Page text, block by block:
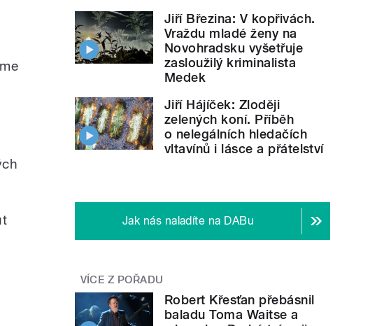
Jiří Březina: V kopřivách.
Vraždu mladé ženy na
Novohradsku vyšetřuje
zasloužilý kriminalista
Medek
Jiří Hájíček: Zloději
zelených koní. Příběh
o nelegálních hledačích
vltavínů i lásce a přátelství
Jak nás naladíte na DABu
VÍCE Z POŘADU
Robert Křesťan přebásnil
baladu Toma Waitse a